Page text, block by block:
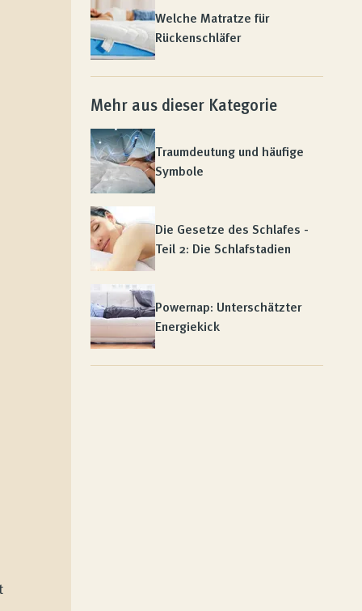
Welche Matratze für
Rückenschläfer
Mehr aus dieser Kategorie
Traumdeutung und häufige
Symbole
Die Gesetze des Schlafes -
Teil 2: Die Schlafstadien
Powernap: Unterschätzter
Energiekick